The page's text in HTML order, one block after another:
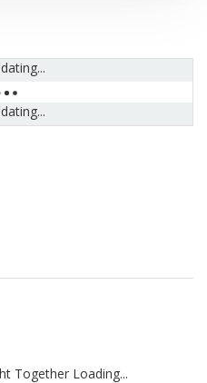
Together Loading...